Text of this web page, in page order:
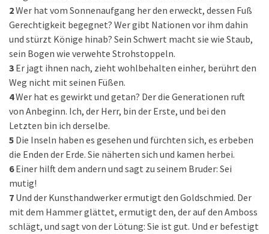
2Wer hat vom Sonnenaufgang her den erweckt, dessen Fuß
Gerechtigkeit begegnet? Wer gibt Nationen vor ihm dahin
und stürzt Könige hinab? Sein Schwert macht sie wie Staub,
sein Bogen wie verwehte Strohstoppeln.
3 Er jagt ihnen nach, zieht wohlbehalten einher, berührt den
Weg nicht mit seinen Füßen.
4Wer hat es gewirkt und getan? Der die Generationen ruft
von Anbeginn. Ich, der Herr, bin der Erste, und bei den
Letzten bin ich derselbe.
5 Die Inseln haben es gesehen und fürchten sich, es erbeben
die Enden der Erde. Sie näherten sich und kamen herbei.
6 Einer hilft dem andern und sagt zu seinem Bruder: Sei
mutig!
7 Und der Kunsthandwerker ermutigt den Goldschmied. Der
mit dem Hammer glättet, ermutigt den, der auf den Amboss
schlägt, und sagt von der Lötung: Sie ist gut. Und er befestigt